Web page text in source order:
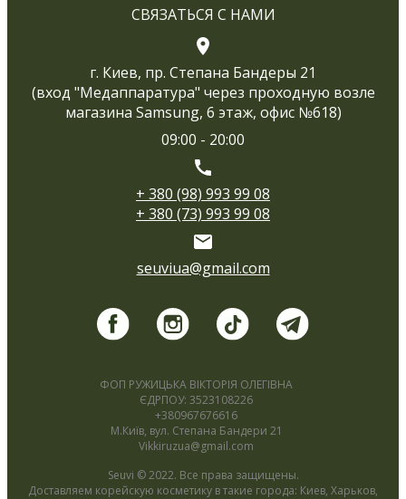
СВЯЗАТЬСЯ С НАМИ
г. Киев, пр. Степана Бандеры 21
(вход "Медаппаратура" через проходную возле
магазина Samsung, 6 этаж, офис №618)
09:00 - 20:00
+ 380 (98) 993 99 08
+ 380 (73) 993 99 08
seuviua@gmail.com
ФОП РУЖИЦЬКА ВІКТОРІЯ ОЛЕГІВНА
ЄДРПОУ: 3523108226
+380967676616
М.Київ, вул. Степана Бандери 21
Vikkiruzua@gmail.com
Seuvi © 2022. Все права защищены.
Доставляем корейскую косметику в такие города: Киев, Харьков,